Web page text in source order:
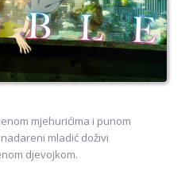
mjehurićima i punom
mladić doživi
djevojkom.